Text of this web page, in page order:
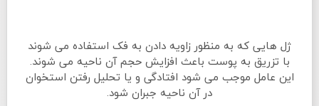
ژل هایی که به منظور زاویه دادن به فک استفاده می شوند
با تزریق به پوست باعث افزایش حجم آن ناحیه می شوند.
این عامل موجب می شود افتادگی و یا تحلیل رفتن استخوان
در آن ناحیه جبران شود.